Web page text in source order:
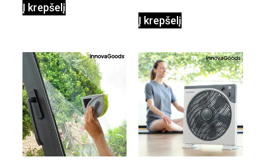
Į krepšelį
Į krepšelį